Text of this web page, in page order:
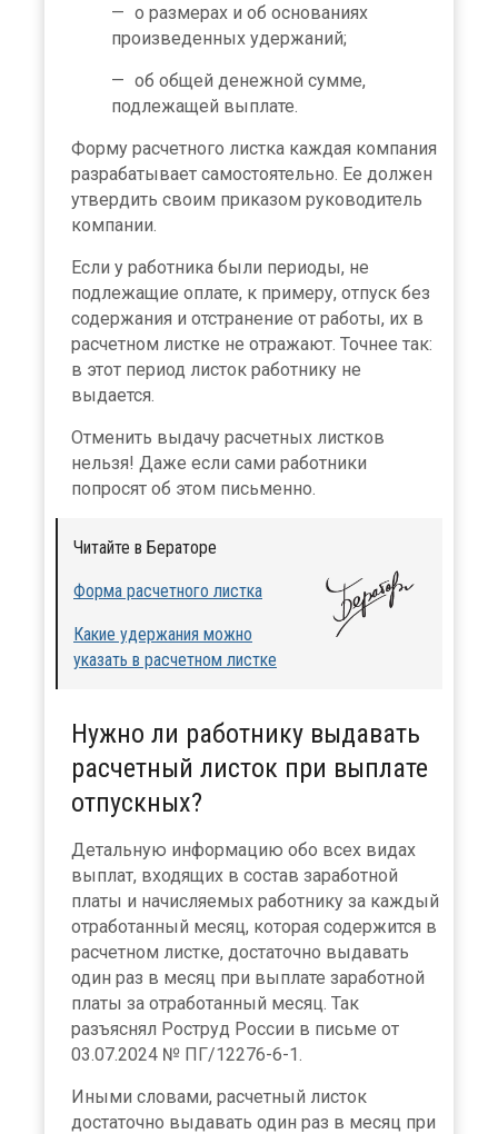
о размерах и об основаниях
произведенных удержаний;
об общей денежной сумме,
подлежащей выплате.
Форму расчетного листка каждая компания
разрабатывает самостоятельно. Ее должен
утвердить своим приказом руководитель
компании.
Если у работника были периоды, не
подлежащие оплате, к примеру, отпуск без
содержания и отстранение от работы, их в
расчетном листке не отражают. Точнее так:
в этот период листок работнику не
выдается.
Отменить выдачу расчетных листков
нельзя! Даже если сами работники
попросят об этом письменно.
Читайте в Бераторе
Форма расчетного листка
Какие удержания можно
указать в расчетном листке
Нужно ли работнику выдавать
расчетный листок при выплате
отпускных?
Детальную информацию обо всех видах
выплат, входящих в состав заработной
платы и начисляемых работнику за каждый
отработанный месяц, которая содержится в
расчетном листке, достаточно выдавать
один раз в месяц при выплате заработной
платы за отработанный месяц. Так
разъяснял Роструд России в письме от
03.07.2024 № ПГ/12276-6-1.
Иными словами, расчетный листок
достаточно выдавать один раз в месяц при